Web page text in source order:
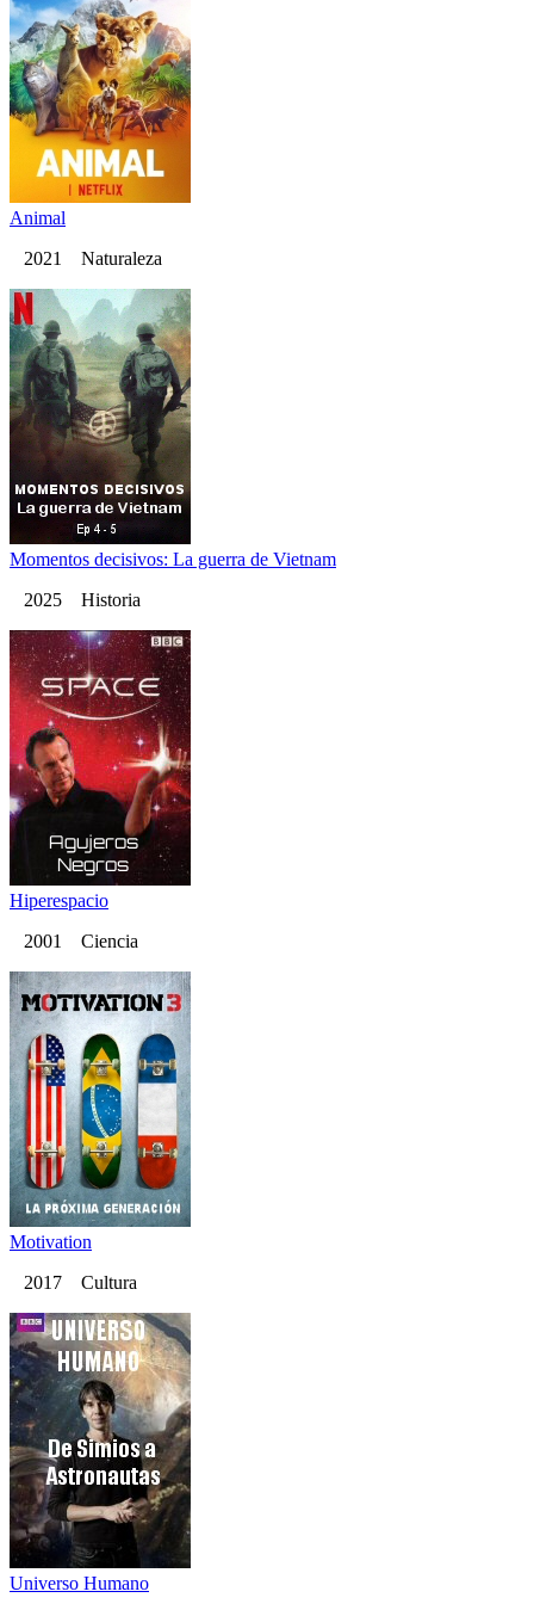
Animal
2021 Naturaleza
Momentos decisivos: La guerra de Vietnam
2025 Historia
Hiperespacio
2001 Ciencia
Motivation
2017 Cultura
Universo Humano